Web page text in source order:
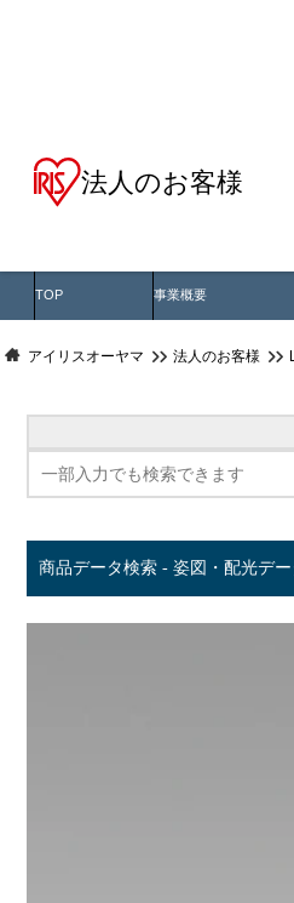
法人のお客様
TOP 事業概要
アイリスオーヤマ 法人のお客様
商品データ検索 - 姿図・配光デ